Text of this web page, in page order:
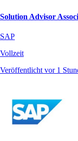
Solution Advisor
SAP
Vollzeit
Veröffentlicht vor 1